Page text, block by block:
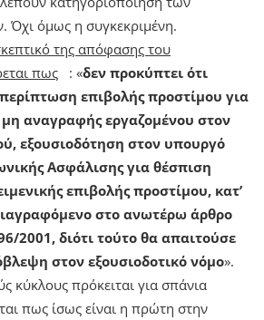
Όχι όμως η συγκεκριμένη.
της απόφασης του
πως : «δεν προκύπτει ότι
επιβολής προστίμου για
αναγραφής εργαζομένου στον
εξουσιοδότηση στον υπουργό
Ασφάλισης για θέσπιση
επιβολής προστίμου, κατ’
στο ανωτέρω άρθρο
2001, διότι τούτο θα απαιτούσε
στον εξουσιοδοτικό νόμο».
κύκλους πρόκειται για σπάνια
πως ίσως είναι η πρώτη στην